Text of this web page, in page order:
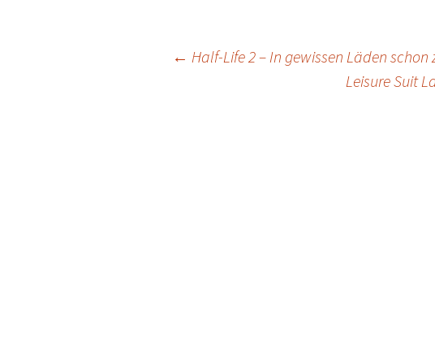
← Half-Life 2 – In gewissen Läden schon
Leisure Suit